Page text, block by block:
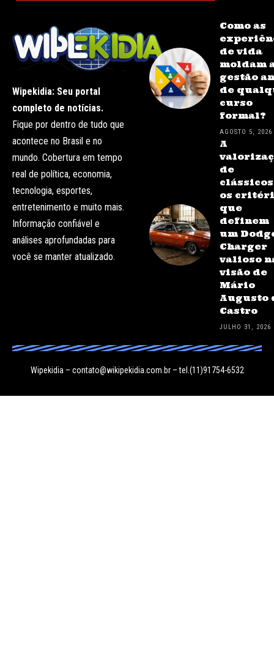
Wipekidia: Seu portal
completo de notícias.
Fique por dentro de tudo que
acontece no Brasil e no
mundo. Cobertura em tempo
real de política, economia,
tecnologia, esportes,
entretenimento e muito mais.
Informação confiável e
análises aprofundadas para
você se manter atualizado.
Como as
de vida
moldam
gestão
de
curso
formal?
AGOSTO 5, 2026
A
de
clássicos
os
que
definem
um
Charger
valioso
visão de
Mário
Augusto
Castro
JULHO 31, 2026
Wipekidia – contato@wikipekidia.com.br– tel.(11)91754-6532